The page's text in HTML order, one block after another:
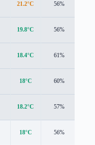
21.2°C 56%
19.8°C 56%
18.4°C 61%
18°C 60%
18.2°C 57%
18°C 56%